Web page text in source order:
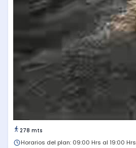
278 mts
Horarios del plan: 09:00 Hrs al 19:00 Hrs